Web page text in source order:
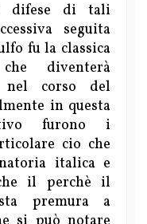
difese di tali
seguita
fu la classica
diventerà
nel corso del
in questa
furono i
cio che
italica e
il perchè il
premura a